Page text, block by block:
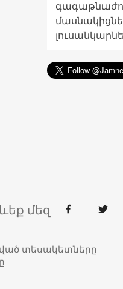
մեզ
տեսակետները